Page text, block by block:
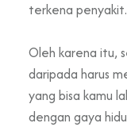
terkena penyakit.
Oleh karena itu,
daripada harus
yang bisa kamu
dengan gaya